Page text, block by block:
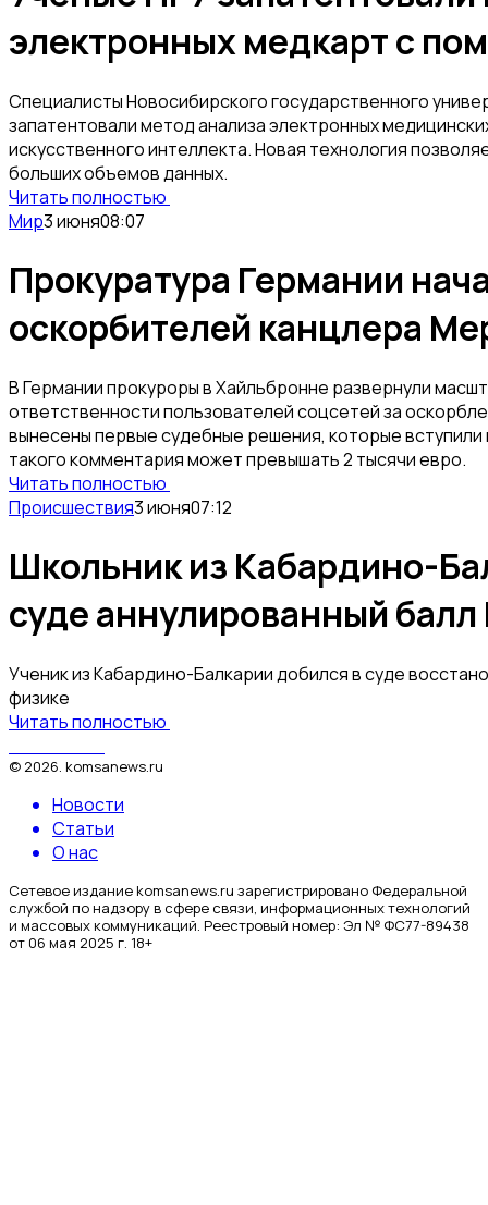
электронных медкарт с
Специалисты Новосибирского государственного
запатентовали метод анализа электронных
искусственного интеллекта. Новая технология
больших объемов данных.
Читать полностью
Мир3 июня08:07
Прокуратура Германии
оскорбителей канцлера
В Германии прокуроры в Хайльбронне развернули
ответственности пользователей соцсетей за
вынесены первые судебные решения, которые
такого комментария может превышать 2 тысячи евро.
Читать полностью
Происшествия3 июня07:12
Школьник из Кабардино-
суде аннулированный
Ученик из Кабардино-Балкарии добился в суде
физике
Читать полностью
© 2026 komsanews.ru
Новости
Статьи
О нас
Сетевое издание komsanews.ru зарегистрировано Федеральной
службой по надзору в сфере связи, информационных технологий
и массовых коммуникаций. Реестровый номер: Эл № ФС77-89438
от 06 мая 2025 г. 18+